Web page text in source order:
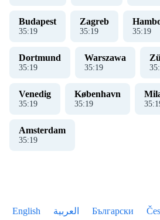
Budapest
35:19
Zagreb
35:19 35:19
Dortmund
35:19
Warszawa
35:19 35:
Venedig
35:19
København
35:19 35:
Amsterdam
35:19
English العربية Български